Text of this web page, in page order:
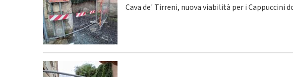
Cava de' Tirreni, nuova viabilità per i Cappuccini